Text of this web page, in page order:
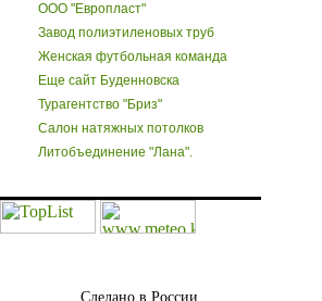
ООО "Европласт"
Завод полиэтиленовых труб
Женская футбольная команда
Еще сайт Буденновска
Турагентство "Бриз"
Салон натяжных потолков
Литобъединение "Лана".
Сделано в России.